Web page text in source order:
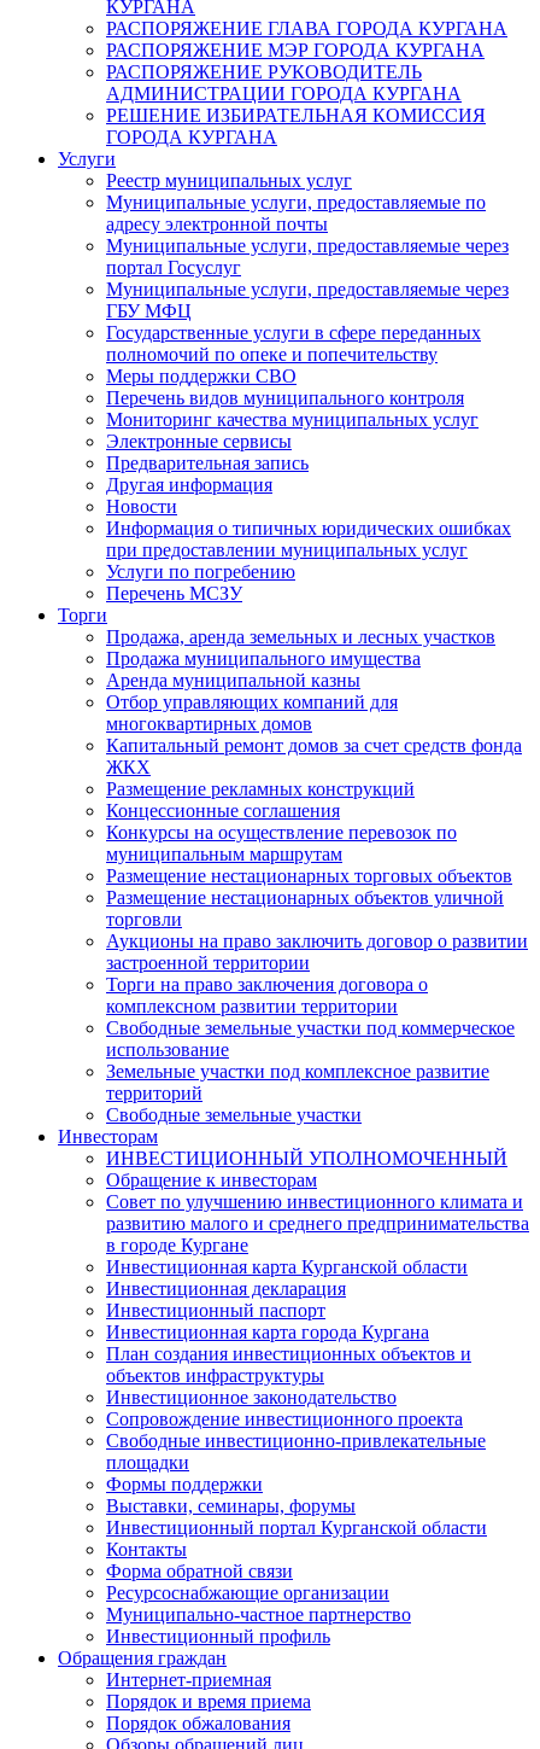
КУРГАНА
РАСПОРЯЖЕНИЕ ГЛАВА ГОРОДА КУРГАНА
РАСПОРЯЖЕНИЕ МЭР ГОРОДА КУРГАНА
РАСПОРЯЖЕНИЕ РУКОВОДИТЕЛЬ
АДМИНИСТРАЦИИ ГОРОДА КУРГАНА
РЕШЕНИЕ ИЗБИРАТЕЛЬНАЯ КОМИССИЯ
ГОРОДА КУРГАНА
Услуги
Реестр муниципальных услуг
Муниципальные услуги, предоставляемые по
адресу электронной почты
Муниципальные услуги, предоставляемые через
портал Госуслуг
Муниципальные услуги, предоставляемые через
ГБУ МФЦ
Государственные услуги в сфере переданных
полномочий по опеке и попечительству
Меры поддержки СВО
Перечень видов муниципального контроля
Мониторинг качества муниципальных услуг
Электронные сервисы
Предварительная запись
Другая информация
Новости
Информация о типичных юридических ошибках
при предоставлении муниципальных услуг
Услуги по погребению
Перечень МСЗУ
Торги
Продажа, аренда земельных и лесных участков
Продажа муниципального имущества
Аренда муниципальной казны
Отбор управляющих компаний для
многоквартирных домов
Капитальный ремонт домов за счет средств фонда
ЖКХ
Размещение рекламных конструкций
Концессионные соглашения
Конкурсы на осуществление перевозок по
муниципальным маршрутам
Размещение нестационарных торговых объектов
Размещение нестационарных объектов уличной
торговли
Аукционы на право заключить договор о развитии
застроенной территории
Торги на право заключения договора о
комплексном развитии территории
Свободные земельные участки под коммерческое
использование
Земельные участки под комплексное развитие
территорий
Свободные земельные участки
Инвесторам
ИНВЕСТИЦИОННЫЙ УПОЛНОМОЧЕННЫЙ
Обращение к инвесторам
Совет по улучшению инвестиционного климата и
развитию малого и среднего предпринимательства
в городе Кургане
Инвестиционная карта Курганской области
Инвестиционная декларация
Инвестиционный паспорт
Инвестиционная карта города Кургана
План создания инвестиционных объектов и
объектов инфраструктуры
Инвестиционное законодательство
Сопровождение инвестиционного проекта
Свободные инвестиционно-привлекательные
площадки
Формы поддержки
Выставки, семинары, форумы
Инвестиционный портал Курганской области
Контакты
Форма обратной связи
Ресурсоснабжающие организации
Муниципально-частное партнерство
Инвестиционный профиль
Обращения граждан
Интернет-приемная
Порядок и время приема
Порядок обжалования
Обзоры обращений лиц